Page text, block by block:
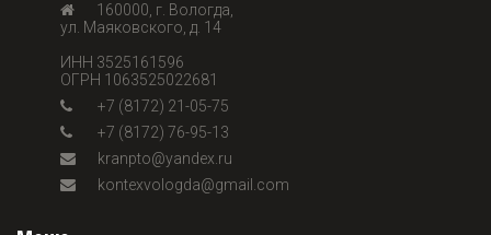
160000, г. Вологда,
ул. Маяковского, д. 14
ИНН 3525161596
ОГРН 1063525022681
+7 (8172) 21-05-75
+7 (8172) 76-95-13
kranpto@yandex.ru
kontexvologda@gmail.com